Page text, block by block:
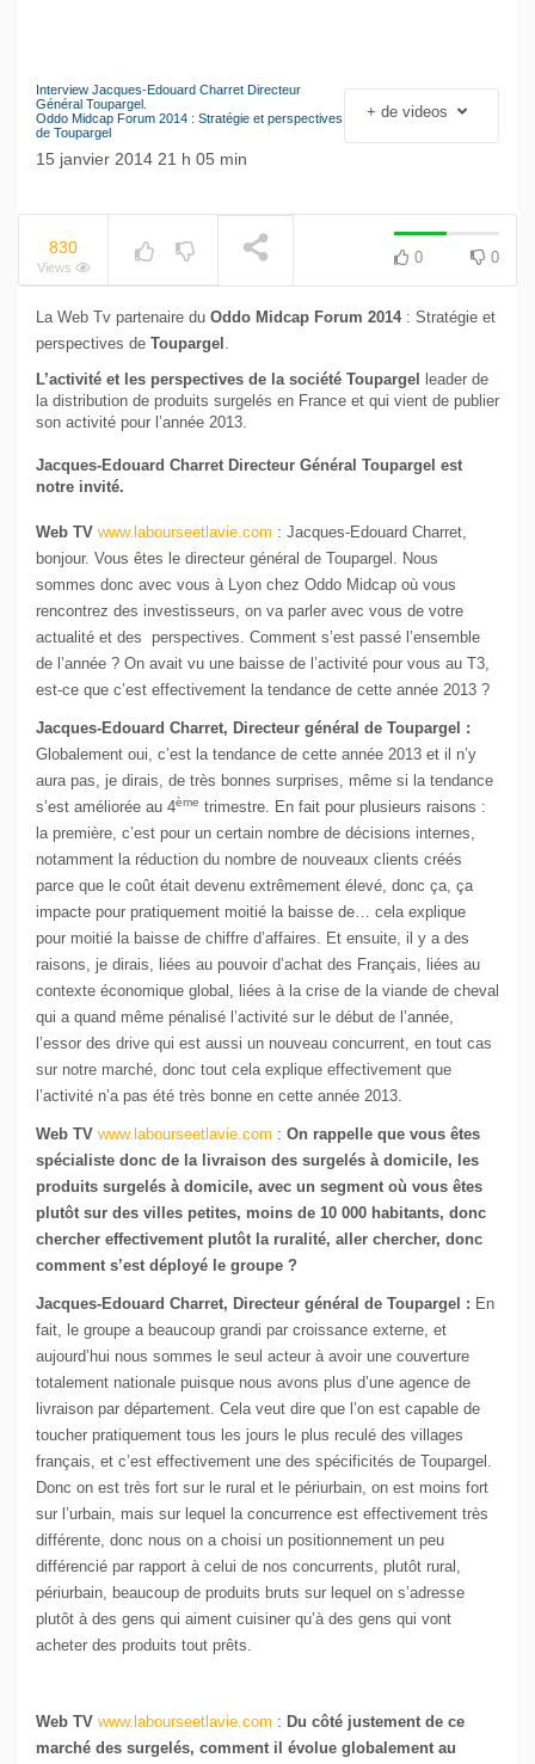
NOW PLAYING
Le séisme industriel
Volkswagen
Interview Jacques-Edouard Charret Directeur
Général Toupargel.
Oddo Midcap Forum 2014 : Stratégie et perspectives
de Toupargel
15 janvier 2014 21 h 05 min
+ de videos
830
Views
0 0
La Web Tv partenaire du Oddo Midcap Forum 2014: Stratégie et
perspectives de Toupargel .
L’activité et les perspectives de la société Toupargel
leader de
la distribution de produits surgelés en France et qui vient de publier
son activité pour l’année 2013.
Jacques-Edouard Charret Directeur Général Toupargel est
notre invité.
Web TV www.labourseetlavie.com : Jacques-Edouard Charret,
bonjour. Vous êtes le directeur général de Toupargel. Nous
sommes donc avec vous à Lyon chez Oddo Midcap où vous
rencontrez des investisseurs, on va parler avec vous de votre
actualité et des perspectives. Comment s’est passé l’ensemble
de l’année ? On avait vu une baisse de l’activité pour vous au T3,
est-ce que c’est effectivement la tendance de cette année 2013 ?
Jacques-Edouard Charret, Directeur général de Toupargel :
Globalement oui, c’est la tendance de cette année 2013 et il n’y
aura pas, je dirais, de très bonnes surprises, même si la tendance
s’est améliorée au 4ème trimestre. En fait pour plusieurs raisons :
la première, c’est pour un certain nombre de décisions internes,
notamment la réduction du nombre de nouveaux clients créés
parce que le coût était devenu extrêmement élevé, donc ça, ça
impacte pour pratiquement moitié la baisse de… cela explique
pour moitié la baisse de chiffre d’affaires. Et ensuite, il y a des
raisons, je dirais, liées au pouvoir d’achat des Français, liées au
contexte économique global, liées à la crise de la viande de cheval
qui a quand même pénalisé l’activité sur le début de l’année,
l’essor des drive qui est aussi un nouveau concurrent, en tout cas
sur notre marché, donc tout cela explique effectivement que
l’activité n’a pas été très bonne en cette année 2013.
Web TV www.labourseetlavie.com : On rappelle que vous êtes
spécialiste donc de la livraison des surgelés à domicile, les
produits surgelés à domicile, avec un segment où vous êtes
plutôt sur des villes petites, moins de 10 000 habitants, donc
chercher effectivement plutôt la ruralité, aller chercher, donc
comment s’est déployé le groupe ?
Jacques-Edouard Charret, Directeur général de Toupargel : En
fait, le groupe a beaucoup grandi par croissance externe, et
aujourd’hui nous sommes le seul acteur à avoir une couverture
totalement nationale puisque nous avons plus d’une agence de
livraison par département. Cela veut dire que l’on est capable de
toucher pratiquement tous les jours le plus reculé des villages
français, et c’est effectivement une des spécificités de Toupargel.
Donc on est très fort sur le rural et le périurbain, on est moins fort
sur l’urbain, mais sur lequel la concurrence est effectivement très
différente, donc nous on a choisi un positionnement un peu
différencié par rapport à celui de nos concurrents, plutôt rural,
périurbain, beaucoup de produits bruts sur lequel on s’adresse
plutôt à des gens qui aiment cuisiner qu’à des gens qui vont
acheter des produits tout prêts.
Web TV www.labourseetlavie.com : Du côté justement de ce
marché des surgelés, comment il évolue globalement au